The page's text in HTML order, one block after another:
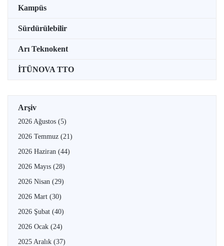
Kampüs
Sürdürülebilir
Arı Teknokent
İTÜNOVA TTO
Arşiv
2026 Ağustos (5)
2026 Temmuz (21)
2026 Haziran (44)
2026 Mayıs (28)
2026 Nisan (29)
2026 Mart (30)
2026 Şubat (40)
2026 Ocak (24)
2025 Aralık (37)